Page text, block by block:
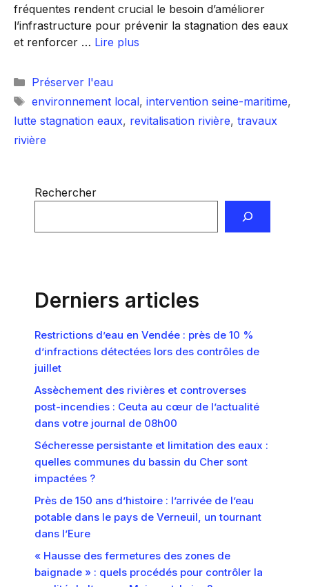
fréquentes rendent crucial le besoin d’améliorer
l’infrastructure pour prévenir la stagnation des eaux
et renforcer … Lire plus
Catégories
Préserver l'eau
Étiquettes
environnement local, intervention seine-maritime,
lutte stagnation eaux, revitalisation rivière, travaux
rivière
Rechercher
Derniers articles
Restrictions d’eau en Vendée : près de 10 %
d’infractions détectées lors des contrôles de
juillet
Assèchement des rivières et controverses
post-incendies : Ceuta au cœur de l’actualité
dans votre journal de 08h00
Sécheresse persistante et limitation des eaux :
quelles communes du bassin du Cher sont
impactées ?
Près de 150 ans d’histoire : l’arrivée de l’eau
potable dans le pays de Verneuil, un tournant
dans l’Eure
« Hausse des fermetures des zones de
baignade » : quels procédés pour contrôler la